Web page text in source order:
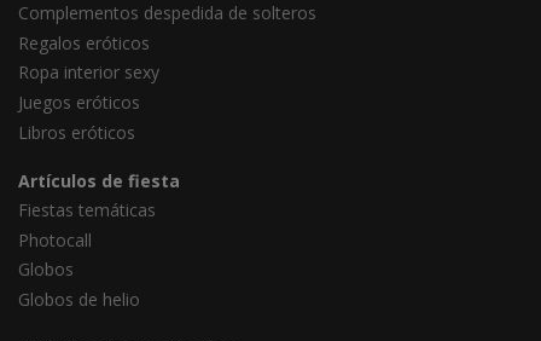
Complementos despedida de solteros
Regalos eróticos
Ropa interior sexy
Juegos eróticos
Libros eróticos
Artículos de fiesta
Fiestas temáticas
Photocall
Globos
Globos de helio